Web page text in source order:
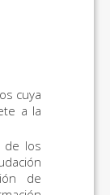
cuya
a la
de los
de